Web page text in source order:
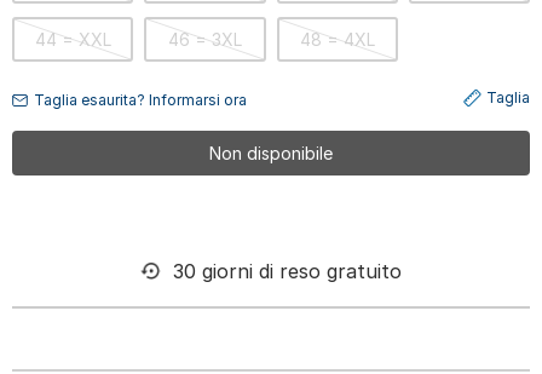
44 = XXL 46 = 3XL 48 = 4XL
Taglia esaurita? Informarsi ora Taglia
Non disponibile
30 giorni di reso gratuito